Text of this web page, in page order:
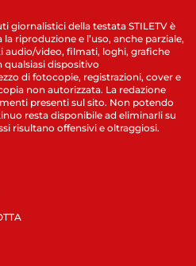
giornalistici della testata STILETV è
riproduzione e l’uso, anche parziale,
audio/video, filmati, loghi, grafiche
qualsiasi dispositivo
di fotocopie, registrazioni, cover e
non autorizzata. La redazione
presenti sul sito. Non potendo
resta disponibile ad eliminarli su
risultano offensivi e oltraggiosi.